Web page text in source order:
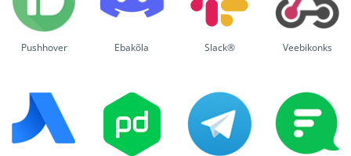
Pushhover Ebakõla Slack® Veebikonks